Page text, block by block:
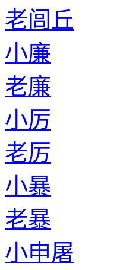
老闾丘
小廉
老廉
小厉
老厉
小暴
老暴
小申屠